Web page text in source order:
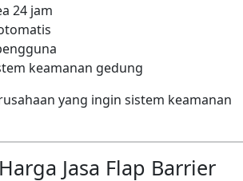
24 jam
keamanan gedung
yang ingin sistem keamanan
Jasa Flap Barrier